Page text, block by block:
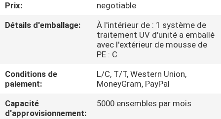
CONTRÔLE
CONTACTEZ-
NOUS
Prix:
negotiable
Détails d'emballage:
À l'intérieur de : 1 système de
traitement UV d'unité a emballé
avec l'extérieur de mousse de
PE : C
Conditions de
paiement:
L/C, T/T, Western Union,
MoneyGram, PayPal
Capacité
d'approvisionnement:
5000 ensembles par mois